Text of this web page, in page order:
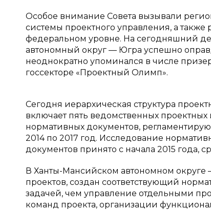
Особое внимание Совета вызывали
системы проектного управления, а
федеральном уровне. На сегодняшний
автономный округ — Югра успешно
неоднократно упоминался в числе
госсекторе «Проектный Олимп».
Сегодня иерархическая структура
включает пять ведомственных
нормативных документов,
2014 по 2017 год. Исследование
документов принято с начала 2015 года,
В Ханты-Мансийском автономном
проектов, создан соответствующий
задачей, чем управление отдельными
команд проекта, организации